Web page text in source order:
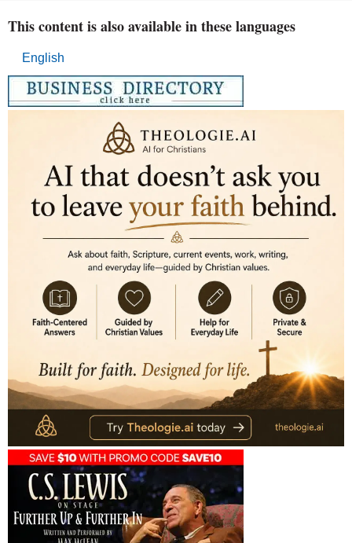
This content is also available in these languages
English